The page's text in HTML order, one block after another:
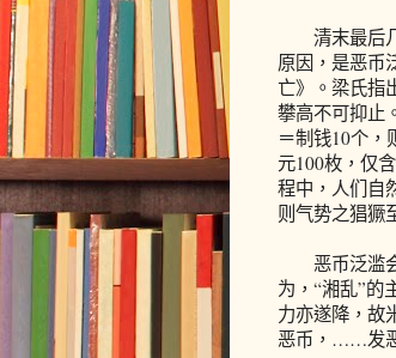
清末最后几
原因，是恶币
亡》。梁氏指
攀高不可抑止
＝制钱10个，
元100枚，仅
程中，人们自
则气势之猖獗
恶币泛滥会
为，“湘乱”的
力亦遂降，故
恶币，……发恶